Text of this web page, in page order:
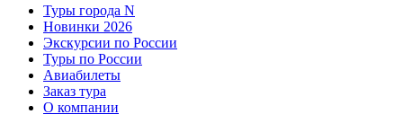
Туры города N
Новинки 2026
Экскурсии по России
Туры по России
Авиабилеты
Заказ тура
О компании